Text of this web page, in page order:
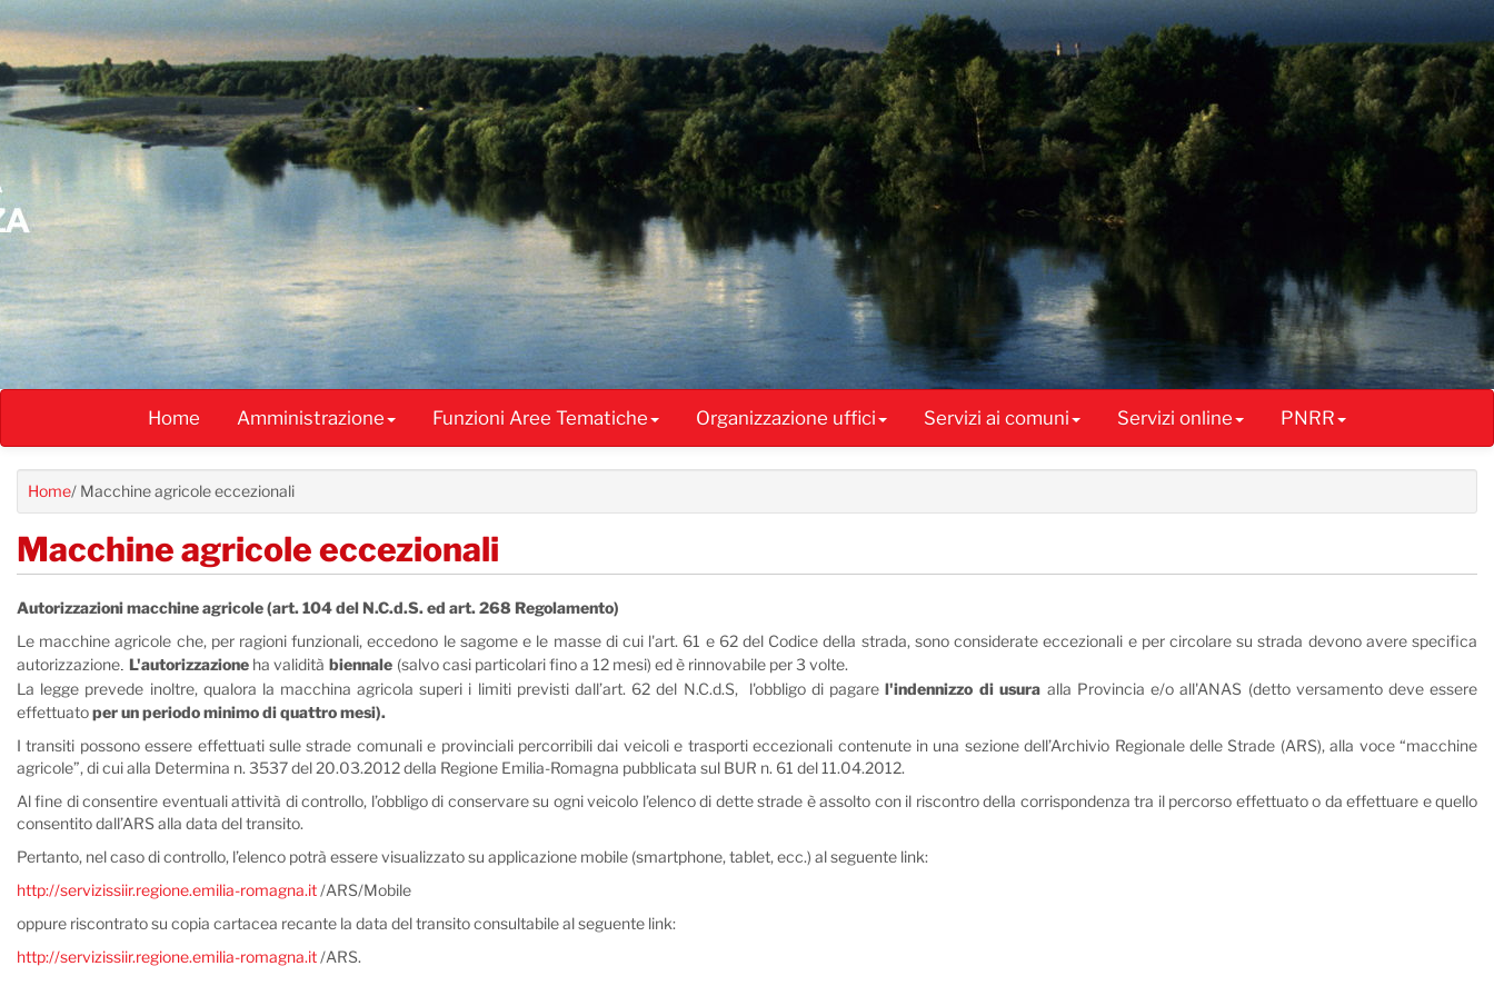
al
contenuto
principale
Home Amministrazione Funzioni Aree Tematiche Organizzazione uffici Servizi ai comuni Servizi online PNRR
Home/ Macchine agricole eccezionali
Macchine agricole eccezionali
Autorizzazioni macchine agricole (art. 104 del N.C.d.S. ed art. 268 Regolamento)
Le macchine agricole che, per ragioni funzionali, eccedono le sagome e le masse di cui l'art. 61 e 62 del Codice della strada, sono considerate eccezionali e per circolare su strada devono avere specifica
autorizzazione. L'autorizzazione ha validità biennale (salvo casi particolari fino a 12 mesi) ed è rinnovabile per 3 volte.
La legge prevede inoltre, qualora la macchina agricola superi i limiti previsti dall’art. 62 del N.C.d.S, l'obbligo di pagare l'indennizzo di usura alla Provincia e/o all'ANAS (detto versamento deve essere
effettuatoper un periodo minimo di quattro mesi).
I transiti possono essere effettuati sulle strade comunali e provinciali percorribili dai veicoli e trasporti eccezionali contenute in una sezione dell’Archivio Regionale delle Strade (ARS), alla voce “macchine
agricole”, di cui alla Determina n. 3537 del 20.03.2012 della Regione Emilia-Romagna pubblicata sul BUR n. 61 del 11.04.2012.
Al fine di consentire eventuali attività di controllo, l’obbligo di conservare su ogni veicolo l’elenco di dette strade è assolto con il riscontro della corrispondenza tra il percorso effettuato o da effettuare e quello
consentito dall’ARS alla data del transito.
Pertanto, nel caso di controllo, l’elenco potrà essere visualizzato su applicazione mobile (smartphone, tablet, ecc.) al seguente link:
http://servizissiir.regione.emilia-romagna.it/ARS/Mobile
oppure riscontrato su copia cartacea recante la data del transito consultabile al seguente link:
http://servizissiir.regione.emilia-romagna.it/ARS.